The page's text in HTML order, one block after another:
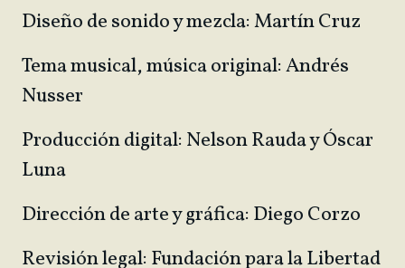
Diseño de sonido y mezcla: Martín Cruz
Tema musical, música original: Andrés
Nusser
Producción digital: Nelson Rauda y Óscar
Luna
Dirección de arte y gráfica: Diego Corzo
Revisión legal: Fundación para la Libertad